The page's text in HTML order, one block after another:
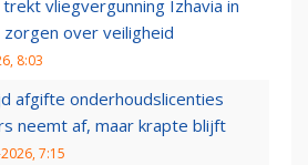
trekt vliegvergunning Izhavia in
over veiligheid
8:03
afgifte onderhoudslicenties
neemt af, maar krapte blijft
7:15